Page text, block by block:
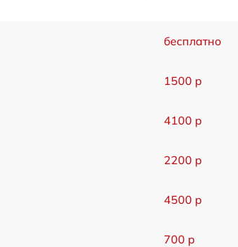
бесплатно
1500 р
4100 р
2200 р
4500 р
700 р